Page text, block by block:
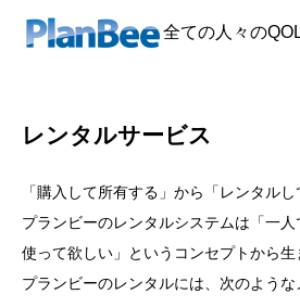
全ての人々の
レンタルサービス
「購入して所有する」から「レンタルし
プランビーのレンタルシステムは「一
使って欲しい」というコンセプトから生
プランビーのレンタルには、次のような